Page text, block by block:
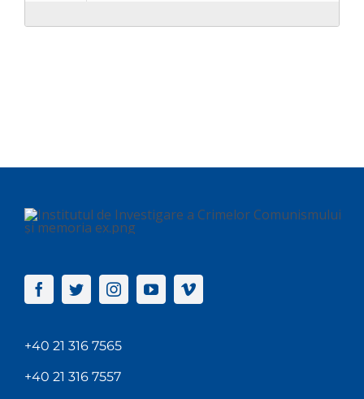
+40 21 316 7565
+40 21 316 7557